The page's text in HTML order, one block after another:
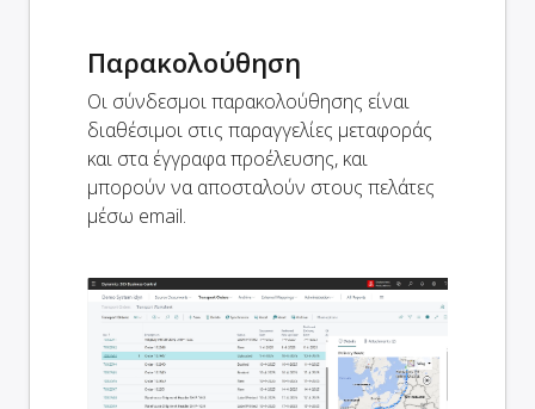
Παρακολούθηση
Οι σύνδεσμοι παρακολούθησης είναι
διαθέσιμοι στις παραγγελίες μεταφοράς
και στα έγγραφα προέλευσης, και
μπορούν να αποσταλούν στους πελάτες
μέσω email.